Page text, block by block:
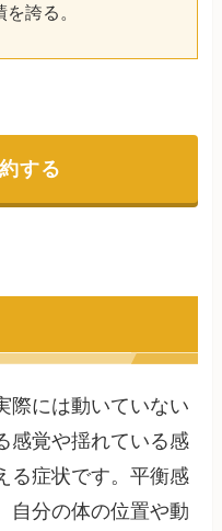
誇る。
する
際には動いていない
感覚や揺れている感
る症状です。平衡感
自分の体の位置や動